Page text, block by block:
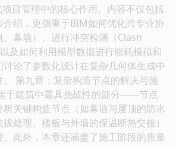
项目管理中的核心作用。内容不仅包括
介绍，更侧重于BIM如何优化跨专业协
幕墙）、进行冲突检测（Clash
及如何利用模型数据进行能耗模拟和
论了参数化设计在复杂几何体生成中
。 第九章：复杂构造节点的解决与施
于建筑中最具挑战性的部分——节点
关键构造节点（如幕墙与屋顶的防水
处理、楼板与外墙的保温断热交接）
。此外，本章还涵盖了施工阶段的质量